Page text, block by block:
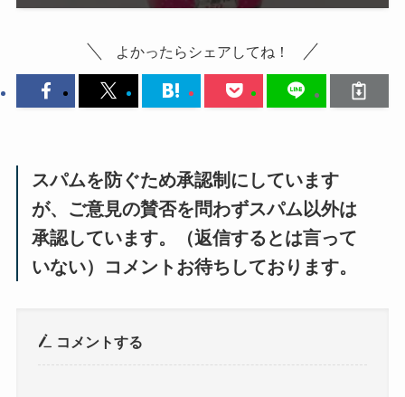
よかったらシェアしてね！
スパムを防ぐため承認制にしています
が、ご意見の賛否を問わずスパム以外は
承認しています。（返信するとは言って
いない）コメントお待ちしております。
コメントする